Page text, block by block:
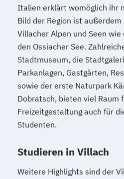
Italien erklärt womöglich ihr
Bild der Region ist
Villacher Alpen und Seen wie
den Ossiacher See.
Stadtmuseum, die
Parkanlagen, Gastgärten,
sowie der erste Naturpark
Dobratsch, bieten viel Raum
Freizeitgestaltung auch für
Studenten.
Studieren in Villach
Weitere Highlights sind der